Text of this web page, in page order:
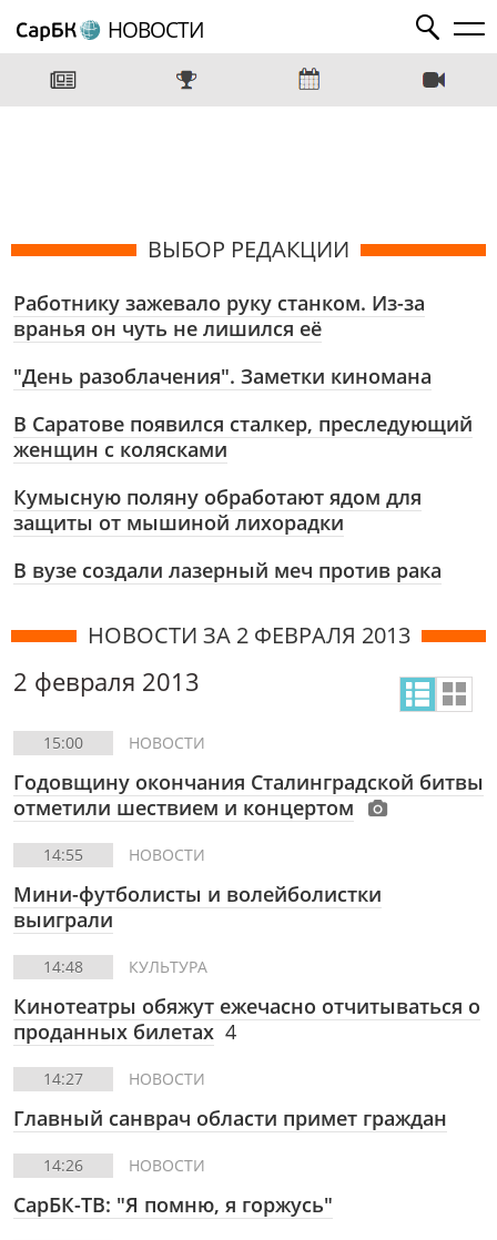
НОВОСТИ
ВЫБОР РЕДАКЦИИ
Работнику зажевало руку станком. Из-за
вранья он чуть не лишился её
"День разоблачения". Заметки киномана
В Саратове появился сталкер, преследующий
женщин с колясками
Кумысную поляну обработают ядом для
защиты от мышиной лихорадки
В вузе создали лазерный меч против рака
НОВОСТИ ЗА 2 ФЕВРАЛЯ 2013
2 февраля 2013
15:00 НОВОСТИ
Годовщину окончания Сталинградской битвы
отметили шествием и концертом
14:55 НОВОСТИ
Мини-футболисты и волейболистки
выиграли
14:48 КУЛЬТУРА
Кинотеатры обяжут ежечасно отчитываться о
проданных билетах 4
14:27 НОВОСТИ
Главный санврач области примет граждан
14:26 НОВОСТИ
СарБК-ТВ: "Я помню, я горжусь"